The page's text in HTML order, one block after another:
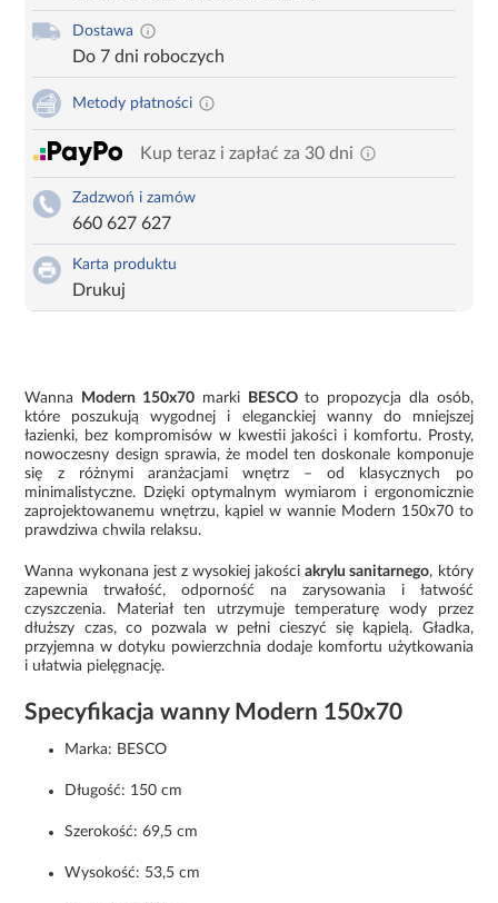
Dostawa
Do 7 dni roboczych
Metody płatności
Kup teraz i zapłać za 30 dni
Zadzwoń i zamów
660 627 627
Karta produktu
Drukuj
Wanna Modern 150x70marki BESCOto propozycja dla osób,
które poszukują wygodnej i eleganckiej wanny do mniejszej
łazienki, bez kompromisów w kwestii jakości i komfortu. Prosty,
nowoczesny design sprawia, że model ten doskonale komponuje
się z różnymi aranżacjami wnętrz – od klasycznych po
minimalistyczne. Dzięki optymalnym wymiarom i ergonomicznie
zaprojektowanemu wnętrzu, kąpiel w wannie Modern 150x70 to
prawdziwa chwila relaksu.
Wanna wykonana jest z wysokiej jakościakrylu sanitarnego, który
zapewnia trwałość, odporność na zarysowania i łatwość
czyszczenia. Materiał ten utrzymuje temperaturę wody przez
dłuższy czas, co pozwala w pełni cieszyć się kąpielą. Gładka,
przyjemna w dotyku powierzchnia dodaje komfortu użytkowania
i ułatwia pielęgnację.
Specyfikacja wanny Modern 150x70
Marka: BESCO
Długość: 150 cm
Szerokość: 69,5 cm
Wysokość: 53,5 cm